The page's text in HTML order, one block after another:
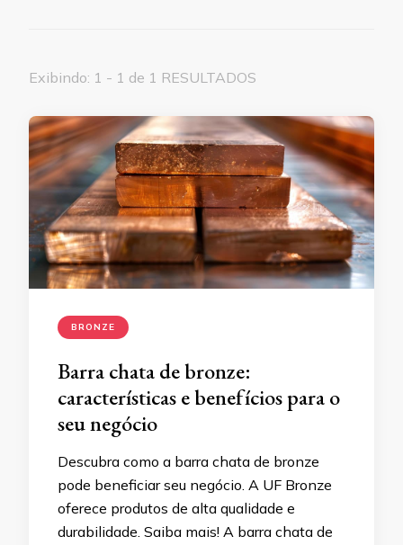
Exibindo: 1 - 1 de 1 RESULTADOS
BRONZE
Barra chata de bronze:
características e benefícios para o
seu negócio
Descubra como a barra chata de bronze
pode beneficiar seu negócio. A UF Bronze
oferece produtos de alta qualidade e
durabilidade. Saiba mais! A barra chata de